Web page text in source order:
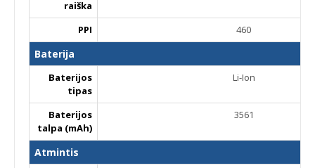
raiška
PPI 460
Baterija
Baterijos
tipas
Li-Ion
Baterijos
talpa (mAh)
3561
Atmintis